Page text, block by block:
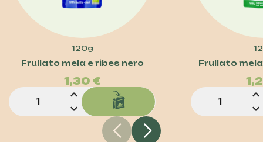
120g
Frullato mela e ribes nero
Prezzo
1,30 €
expand_less
expand_more
Frullato
expand_less
expand_more